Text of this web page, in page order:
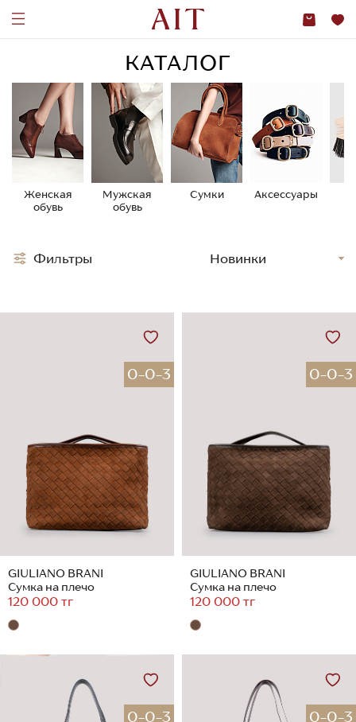
КАТАЛОГ
Женская
обувь
Мужская
обувь
Сумки Аксессуары
0-0-3
GIULIANO BRANI
Сумка на плечо
120 000 тг
0-0-3
GIULIANO BRANI
Сумка на плечо
120 000 тг
0-0-3 0-0-3
Фильтры